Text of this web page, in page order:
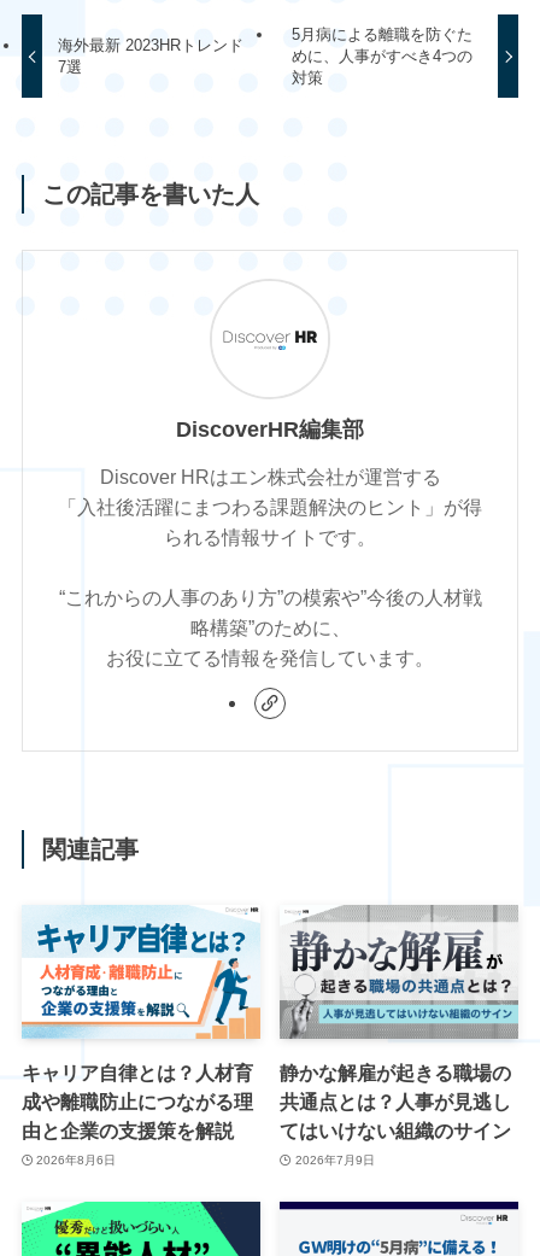
海外最新 2023HRトレンド
7選
5月病による離職を防ぐた
めに、人事がすべき4つの
対策
この記事を書いた人
DiscoverHR編集部
Discover HRはエン株式会社が運営する
「入社後活躍にまつわる課題解決のヒント」が得
られる情報サイトです。
“これからの人事のあり方”の模索や”今後の人材戦
略構築”のために、
お役に立てる情報を発信しています。
関連記事
キャリア自律とは？人材育
成や離職防止につながる理
由と企業の支援策を解説
2026年8月6日
静かな解雇が起きる職場の
共通点とは？人事が見逃し
てはいけない組織のサイン
2026年7月9日